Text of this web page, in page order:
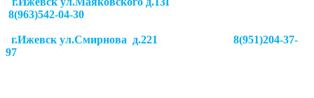
8(963)542-04-30
г.Ижевск ул.Смирнова д.221
8(951)204-37-
97